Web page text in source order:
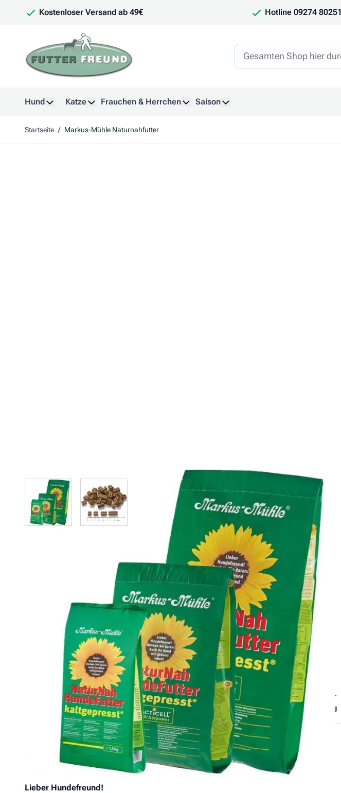
Kostenloser Versand ab 49€ Hotline 09274 80251
Hund
Katze
Frauchen & Herrchen
Saison
Startseite / Markus-Mühle Naturnahfutter
View larger imageView larger image
Produkt­details
Markus Mühle NATURNAHHUNDEFUTTER kaltgepresst
Alleinfuttermittel für Hunde
Lieber Hundefreund!
Zusammen­setzung
Analytische
Bestandteile
Fütterungs­
empfehlung